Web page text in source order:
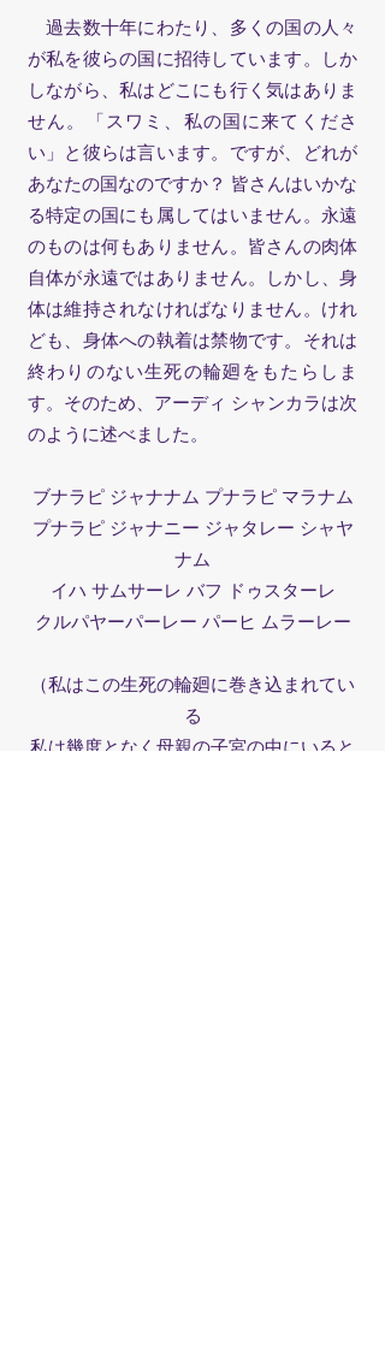
過去数十年にわたり、多くの国の人々
が私を彼らの国に招待しています。しか
しながら、私はどこにも行く気はありま
せん。「スワミ、私の国に来てくださ
い」と彼らは言います。ですが、どれが
あなたの国なのですか？ 皆さんはいかな
る特定の国にも属してはいません。永遠
のものは何もありません。皆さんの肉体
自体が永遠ではありません。しかし、身
体は維持されなければなりません。けれ
ども、身体への執着は禁物です。それは
終わりのない生死の輪廻をもたらしま
す。そのため、アーディ シャンカラは次
のように述べました。
ブナラピ ジャナナム プナラピ マラナム
プナラピ ジャナニー ジャタレー シャヤ
ナム
イハ サムサーレ バフ ドゥスターレ
クルパヤーパーレー パーヒ ムラーレー
（私はこの生死の輪廻に巻き込まれてい
る
私は幾度となく母親の子宮の中にいると